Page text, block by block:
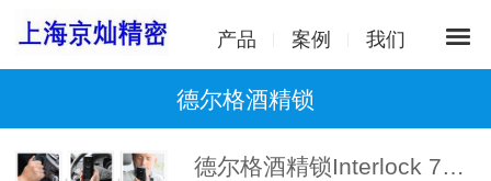
产品 案例 我们
德尔格酒精锁
德尔格酒精锁Interlock 7000已应用在欧美市场 国内应用紧跟其后